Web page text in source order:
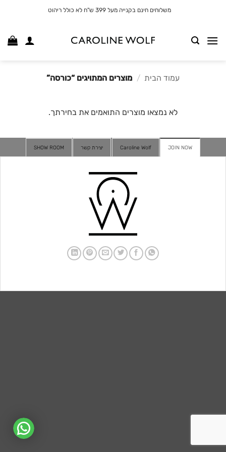
משלוחים חינם בקנייה מעל 399 ש"ח לא כולל ריהוט
עמוד הבית / מוצרים המתויגים “כורסה”
לא נמצאו מוצרים התואמים את בחירתך.
JOIN NOW
Caroline Wolf יצירת קשר SHOW ROOM